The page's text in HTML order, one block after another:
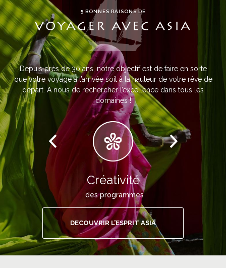
5 BONNES RAISONS DE
VOYAGER AVEC ASIA
Depuis près de 30 ans, notre objectif est de faire en sorte
que votre voyage à l’arrivée soit à la hauteur de votre rêve de
départ. A nous de rechercher l’excellence dans tous les
domaines !
Créativité
des programmes
DECOUVRIR L’ESPRIT ASIA